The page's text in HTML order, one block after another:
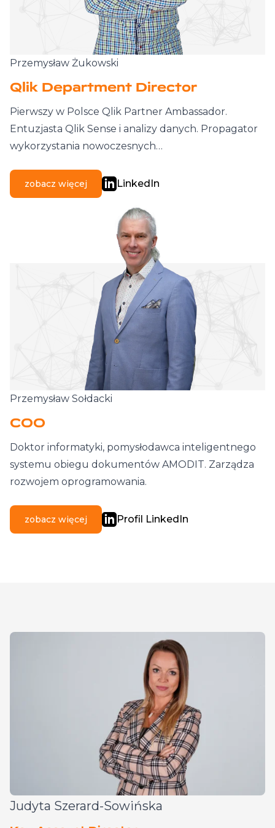
Przemysław Żukowski
Qlik Department Director
Pierwszy w Polsce Qlik Partner Ambassador.
Entuzjasta Qlik Sense i analizy danych. Propagator
wykorzystania nowoczesnych…
zobacz więcej LinkedIn
Przemysław Sołdacki
COO
Doktor informatyki, pomysłodawca inteligentnego
systemu obiegu dokumentów AMODIT. Zarządza
rozwojem oprogramowania.
zobacz więcej Profil LinkedIn
Judyta Szerard-Sowińska